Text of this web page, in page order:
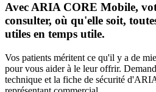
Avec ARIA CORE Mobile,
consulter, où qu'elle soit,
utiles en temps utile.
Vos patients méritent ce qu'il y a de
pour vous aider à le leur offrir.
technique et la fiche de sécurité